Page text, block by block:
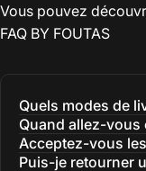
Vous pouvez
FAQ BY FOUTAS
Quels modes de
Quand allez-vous
Acceptez-vous
Puis-je retourner